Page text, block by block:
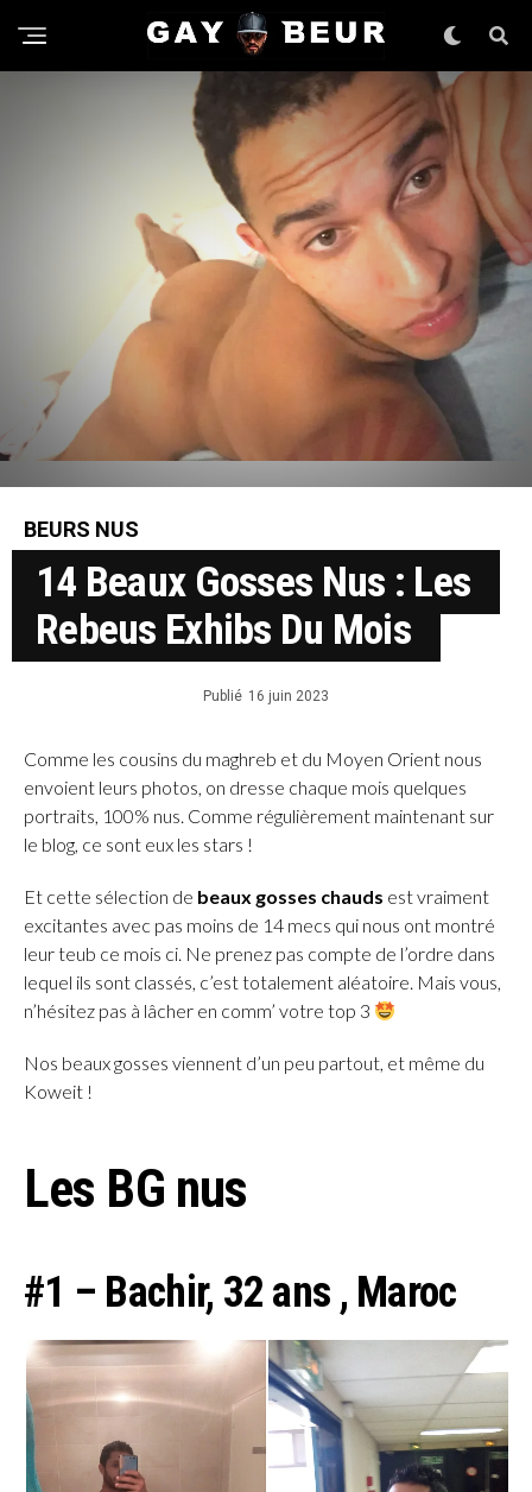
BEURS NUS
14 Beaux Gosses Nus : Les
Rebeus Exhibs Du Mois
Publié 16 juin 2023
Comme les cousins du maghreb et du Moyen Orient nous
envoient leurs photos, on dresse chaque mois quelques
portraits, 100% nus. Comme régulièrement maintenant sur
le blog, ce sont eux les stars !
Et cette sélection de beaux gosses chauds est vraiment
excitantes avec pas moins de 14 mecs qui nous ont montré
leur teub ce mois ci. Ne prenez pas compte de l’ordre dans
lequel ils sont classés, c’est totalement aléatoire. Mais vous,
n’hésitez pas à lâcher en comm’ votre top 3
Nos beaux gosses viennent d’un peu partout, et même du
Koweit !
Les BG nus
#1 – Bachir, 32 ans , Maroc